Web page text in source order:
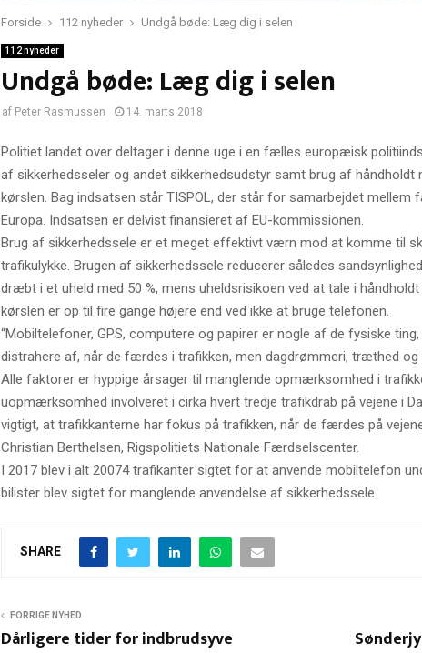
Forside 112 nyheder Undgå bøde: Læg dig i selen
112 nyheder
Undgå bøde: Læg dig i selen
af Peter Rasmussen 14. marts 2018
Politiet landet over deltager i denne uge i en fælles europæisk
af sikkerhedsseler og andet sikkerhedsudstyr samt brug af håndholdt
kørslen. Bag indsatsen står TISPOL, der står for samarbejdet mellem
Europa. Indsatsen er delvist finansieret af EU-kommissionen.
Brug af sikkerhedssele er et meget effektivt værn mod at komme til
trafikulykke. Brugen af sikkerhedssele reducerer således
dræbt i et uheld med 50 %, mens uheldsrisikoen ved at tale i
kørslen er op til fire gange højere end ved ikke at bruge telefonen.
“Mobiltelefoner, GPS, computere og papirer er nogle af de fysiske
distrahere af, når de færdes i trafikken, men dagdrømmeri, træthed
Alle faktorer er hyppige årsager til manglende opmærksomhed i
uopmærksomhed involveret i cirka hvert tredje trafikdrab på vejene i
vigtigt, at trafikkanterne har fokus på trafikken, når de færdes på
Christian Berthelsen, Rigspolitiets Nationale Færdselscenter.
I 2017 blev i alt 20074 trafikanter sigtet for at anvende mobiltelefon
bilister blev sigtet for manglende anvendelse af sikkerhedssele.
SHARE
FORRIGE NYHED
Dårligere tider for indbrudsyve